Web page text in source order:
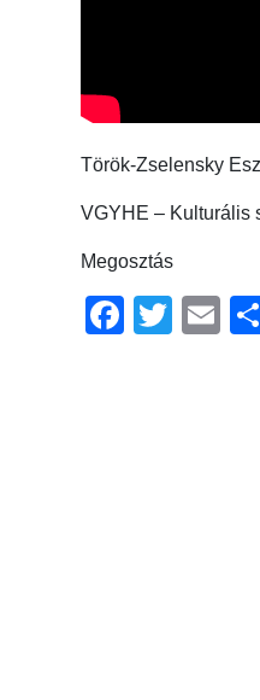
Török-Zselensky
VGYHE – Kulturális
Megosztás